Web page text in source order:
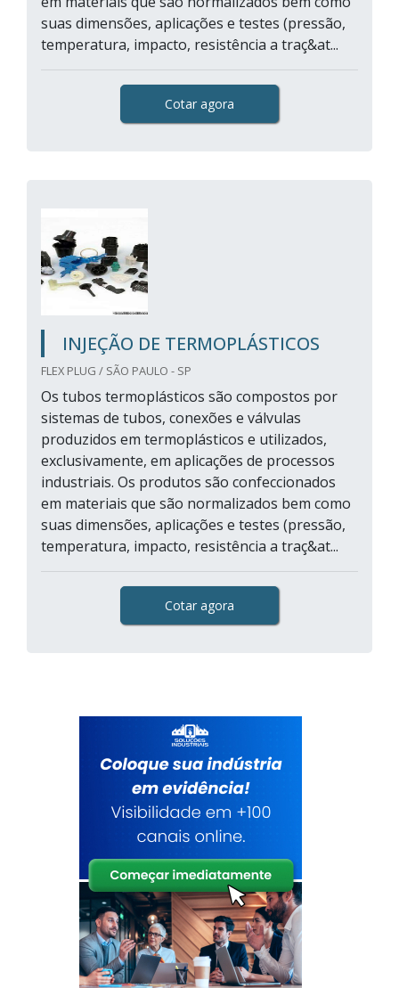
suas dimensões, aplicações e testes (pressão,
temperatura, impacto, resistência a traç&at...
Cotar agora
INJEÇÃO DE TERMOPLÁSTICOS
FLEX PLUG / SÃO PAULO - SP
Os tubos termoplásticos são compostos por
sistemas de tubos, conexões e válvulas
produzidos em termoplásticos e utilizados,
exclusivamente, em aplicações de processos
industriais. Os produtos são confeccionados
em materiais que são normalizados bem como
suas dimensões, aplicações e testes (pressão,
temperatura, impacto, resistência a traç&at...
Cotar agora